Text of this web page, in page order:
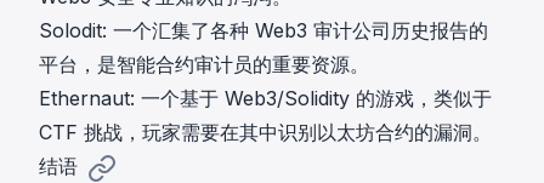
Solodit: 一个汇集了各种 Web3 审计公司历史报告的
平台，是智能合约审计员的重要资源。
Ethernaut: 一个基于 Web3/Solidity 的游戏，类似于
CTF 挑战，玩家需要在其中识别以太坊合约的漏洞。
结语